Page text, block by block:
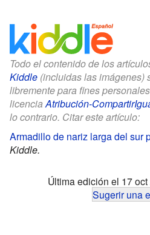
Todo el contenido de los
Kiddle (incluidas las imágenes)
libremente para fines
licenciaAtribución-
lo contrario. Citar este artículo:
Armadillo de nariz larga del sur
Kiddle.
Última edición el 17
Sugerir una